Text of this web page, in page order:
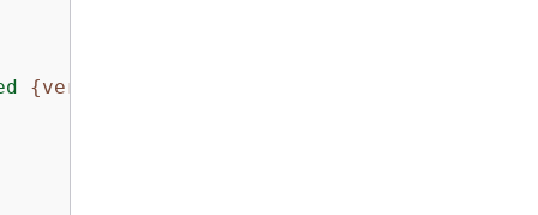
{version.last_modified}